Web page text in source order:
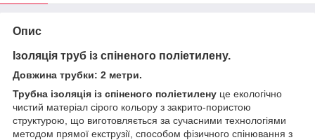
Опис
Ізоляція труб із спіненого поліетилену.
Довжина трубки: 2 метри.
Трубна ізоляція із спіненого поліетилену це екологічно
чистий матеріал сірого кольору з закрито-пористою
структурою, що виготовляється за сучасними технологіями
методом прямої екструзії, способом фізичного спінювання з